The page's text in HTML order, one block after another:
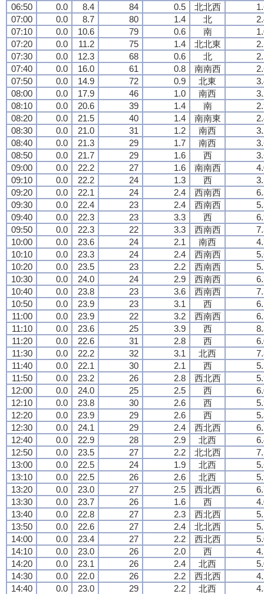
06:50
0.0 8.4 84 0.5 北北西
07:00
0.0 8.7 80 1.4 北
07:10
0.0 10.6 79 0.6 南
07:20
0.0 11.2 75 1.4 北北東
07:30
0.0 12.3 68 0.6 北
07:40
0.0 16.0 61 0.8 南南西
07:50
0.0 14.9 72 0.9 北東
08:00
0.0 17.9 46 1.0 南西
08:10
0.0 20.6 39 1.4 南
08:20
0.0 21.5 40 1.4 南南東
08:30
0.0 21.0 31 1.2 南西
08:40
0.0 21.3 29 1.7 南西
08:50
0.0 21.7 29 1.6 西
09:00
0.0 22.2 27 1.6 南南西
09:10
0.0 22.2 24 1.3 西
09:20
0.0 22.1 24 2.4 西南西
09:30
0.0 22.4 23 2.4 西南西
09:40
0.0 22.3 23 3.3 西
09:50
0.0 22.3 22 3.3 西南西
10:00
0.0 23.6 24 2.1 南西
10:10
0.0 23.3 24 2.4 西南西
10:20
0.0 23.5 23 2.2 西南西
10:30
0.0 24.0 24 2.9 西南西
10:40
0.0 23.8 23 3.6 西南西
10:50
0.0 23.9 23 3.1 西
11:00
0.0 23.9 22 3.2 西南西
11:10
0.0 23.6 25 3.9 西
11:20
0.0 22.6 31 2.8 西
11:30
0.0 22.2 32 3.1 北西
11:40
0.0 22.1 30 2.1 西
11:50
0.0 23.2 26 2.8 西北西
12:00
0.0 24.0 25 2.5 西
12:10
0.0 23.8 30 2.6 西
12:20
0.0 23.9 29 2.6 西
12:30
0.0 24.1 29 2.4 西北西
12:40
0.0 22.9 28 2.9 北西
12:50
0.0 23.5 27 2.2 北北西
13:00
0.0 22.5 24 1.9 北西
13:10
0.0 22.5 26 2.6 北西
13:20
0.0 23.0 27 2.5 西北西
13:30
0.0 23.7 26 1.6 西
13:40
0.0 22.8 27 2.3 西北西
13:50
0.0 22.6 27 2.4 北北西
14:00
0.0 23.4 27 2.2 西北西
14:10
0.0 23.0 26 2.0 西
14:20
0.0 23.1 26 2.4 北西
14:30
0.0 22.0 26 2.2 西北西
14:40
0.0 23.0 29 2.2 北西